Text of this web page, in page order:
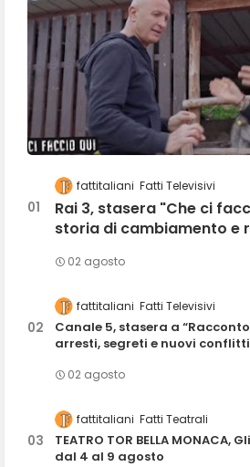
fattitaliani Fatti Televisivi
Rai 3, stasera "Che ci
storia di cambiamento e
02 agosto
fattitaliani Fatti Televisivi
Canale 5, stasera a
arresti, segreti e nuovi conflitti
02 agosto
fattitaliani Fatti Teatrali
TEATRO TOR BELLA
dal 4 al 9 agosto